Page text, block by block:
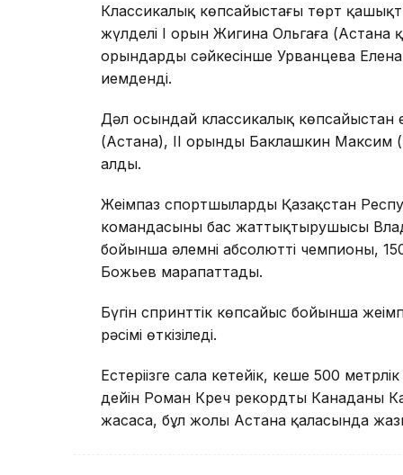
Классикалық көпсайыстағы төрт
жүлделі І орын Жигина Ольгаға (Астана
орындарды сәйкесінше Урванцева
иемденді.
Дәл осындай классикалық
(Астана), ІІ орынды Баклашкин Максим
алды.
Жеңімпаз спортшыларды Қазақстан
командасының бас жаттықтырушысы
бойынша әлемнің абсолютті чемпионы,
Божьев марапаттады.
Бүгін спринттік көпсайыс бойынша
рәсімі өткізіледі.
Естеріңізге сала кетейік, кеше 500
дейін Роман Креч рекордты Канаданың
жасаса, бұл жолы Астана қаласында